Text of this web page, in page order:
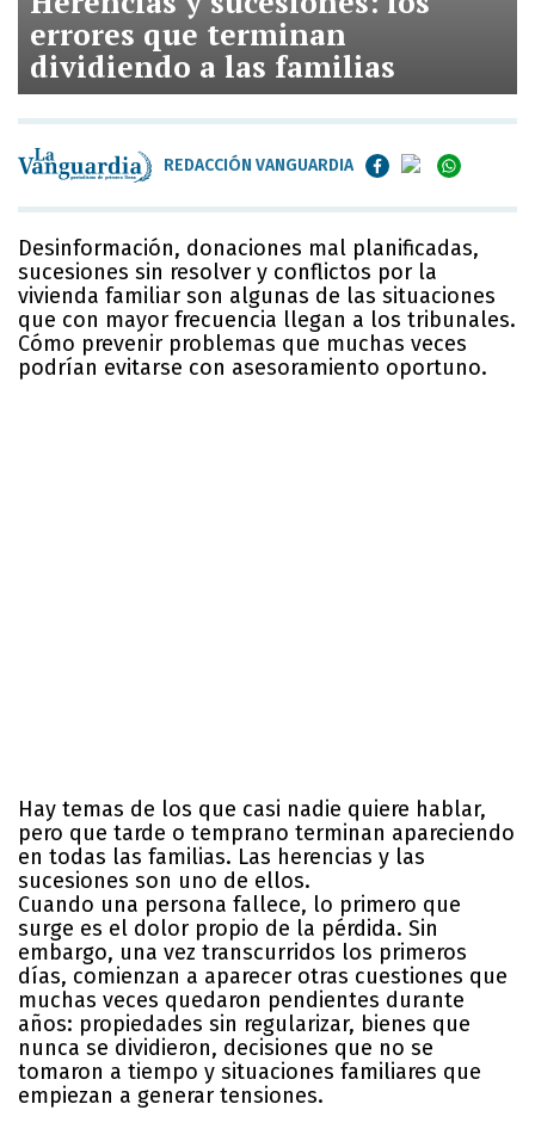
errores que terminan
dividiendo a las familias
REDACCIÓN VANGUARDIA
Desinformación, donaciones mal planificadas,
sucesiones sin resolver y conflictos por la
vivienda familiar son algunas de las situaciones
que con mayor frecuencia llegan a los tribunales.
Cómo prevenir problemas que muchas veces
podrían evitarse con asesoramiento oportuno.
Hay temas de los que casi nadie quiere hablar,
pero que tarde o temprano terminan apareciendo
en todas las familias. Las herencias y las
sucesiones son uno de ellos.
Cuando una persona fallece, lo primero que
surge es el dolor propio de la pérdida. Sin
embargo, una vez transcurridos los primeros
días, comienzan a aparecer otras cuestiones que
muchas veces quedaron pendientes durante
años: propiedades sin regularizar, bienes que
nunca se dividieron, decisiones que no se
tomaron a tiempo y situaciones familiares que
empiezan a generar tensiones.